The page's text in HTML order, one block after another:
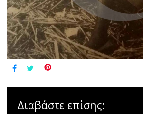
Διαβάστε επίσης: